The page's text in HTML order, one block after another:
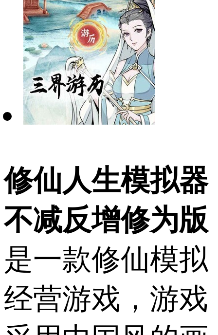
修仙人生模拟器
不减反增修为版
是一款修仙模拟
经营游戏，游戏